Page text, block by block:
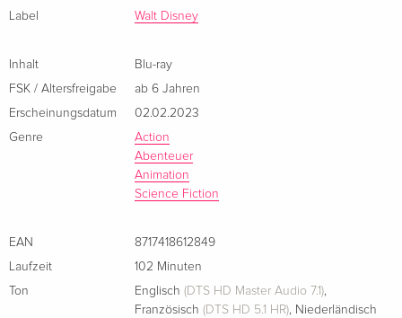
Label
Walt Disney
Inhalt
Blu-ray
FSK / Altersfreigabe
ab 6 Jahren
Erscheinungsdatum
02.02.2023
Genre
Action
Abenteuer
Animation
Science Fiction
EAN
8717418612849
Laufzeit
102 Minuten
Ton
Englisch (DTS HD Master Audio 7.1),
Französisch (DTS HD 5.1 HR), Niederländisch